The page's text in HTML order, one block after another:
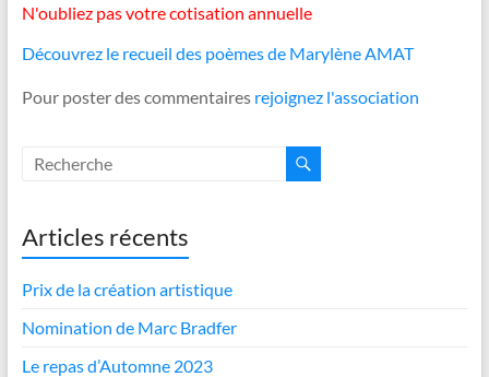
N'oubliez pas votre cotisation annuelle
Découvrez le recueil des poèmes de Marylène AMAT
Pour poster des commentaires rejoignez l'association
Articles récents
Prix de la création artistique
Nomination de Marc Bradfer
Le repas d’Automne 2023